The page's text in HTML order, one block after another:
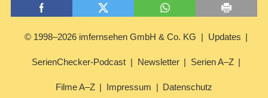
© 1998–2026 imfernsehen GmbH & Co. KG Updates
SerienChecker-Podcast Newsletter Serien A–Z
Filme A–Z Impressum Datenschutz